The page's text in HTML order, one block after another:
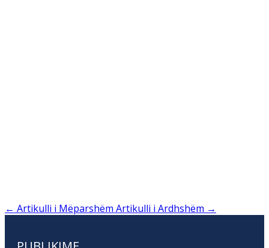
← Artikulli i Mëparshëm Artikulli i Ardhshëm →